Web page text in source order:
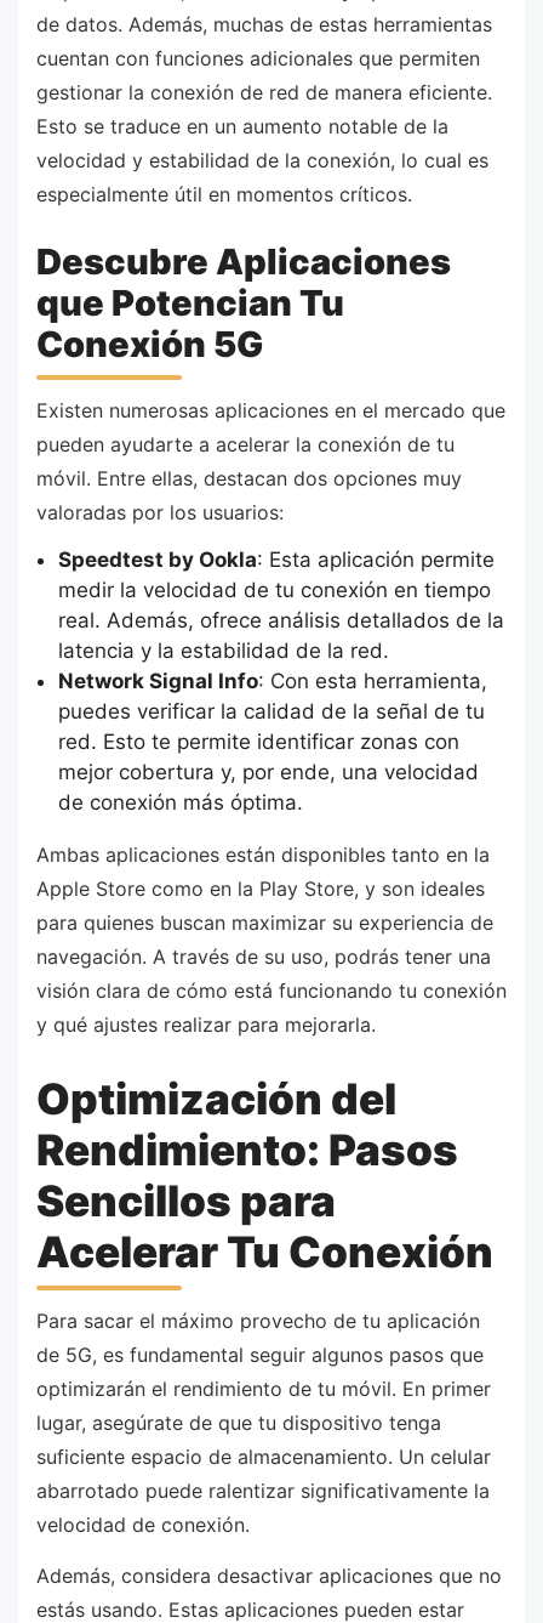
de datos. Además, muchas de estas herramientas
cuentan con funciones adicionales que permiten
gestionar la conexión de red de manera eficiente.
Esto se traduce en un aumento notable de la
velocidad y estabilidad de la conexión, lo cual es
especialmente útil en momentos críticos.
Descubre Aplicaciones
que Potencian Tu
Conexión 5G
Existen numerosas aplicaciones en el mercado que
pueden ayudarte a acelerar la conexión de tu
móvil. Entre ellas, destacan dos opciones muy
valoradas por los usuarios:
Speedtest by Ookla: Esta aplicación permite
medir la velocidad de tu conexión en tiempo
real. Además, ofrece análisis detallados de la
latencia y la estabilidad de la red.
Network Signal Info: Con esta herramienta,
puedes verificar la calidad de la señal de tu
red. Esto te permite identificar zonas con
mejor cobertura y, por ende, una velocidad
de conexión más óptima.
Ambas aplicaciones están disponibles tanto en la
Apple Store como en la Play Store, y son ideales
para quienes buscan maximizar su experiencia de
navegación. A través de su uso, podrás tener una
visión clara de cómo está funcionando tu conexión
y qué ajustes realizar para mejorarla.
Optimización del
Rendimiento: Pasos
Sencillos para
Acelerar Tu Conexión
Para sacar el máximo provecho de tu aplicación
de 5G, es fundamental seguir algunos pasos que
optimizarán el rendimiento de tu móvil. En primer
lugar, asegúrate de que tu dispositivo tenga
suficiente espacio de almacenamiento. Un celular
abarrotado puede ralentizar significativamente la
velocidad de conexión.
Además, considera desactivar aplicaciones que no
estás usando. Estas aplicaciones pueden estar